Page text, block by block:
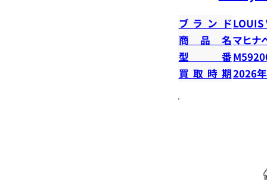
ブランドLOUIS
商品名マヒナ
型番
買取時期2026